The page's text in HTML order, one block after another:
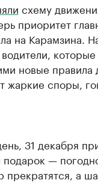
схему
приоритет
на Карамзина.
новые правила
жаркие споры,
31 декабря
—
прекратятся, а